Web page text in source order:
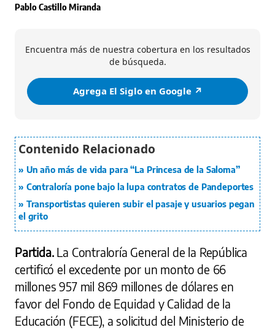
Pablo Castillo Miranda
Encuentra más de nuestra cobertura en los resultados
de búsqueda.
Agrega El Siglo en Google ↗️
Un año más de vida para “La Princesa de la Saloma”
Contraloría pone bajo la lupa contratos de Pandeportes
Transportistas quieren subir el pasaje y usuarios pegan
el grito
Partida. La Contraloría General de la República
certificó el excedente por un monto de 66
millones 957 mil 869 millones de dólares en
favor del Fondo de Equidad y Calidad de la
Educación (FECE), a solicitud del Ministerio de